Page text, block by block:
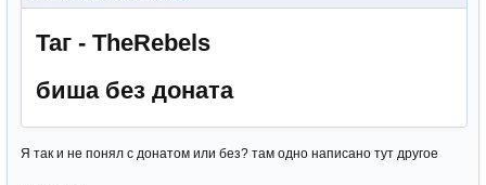
Таг - TheRebels
биша без доната
Я так и не понял с донатом или без? там одно написано тут другое